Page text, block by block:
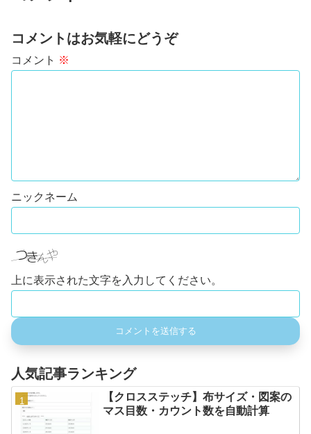
コメントはお気軽にどうぞ
コメント ※
上に表示された文字を入力してください。
人気記事ランキング
【クロスステッチ】布サイズ・図案の
マス目数・カウント数を自動計算